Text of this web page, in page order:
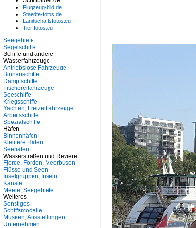
Flugzeug-bild.de
Staedte-fotos.de
Landschaftsfotos.eu
Tier-fotos.eu
Seegebiete
Segelschiffe
Schiffe und andere
Wasserfahrzeuge
Antriebslose Fahrzeuge
Binnenschiffe
Dampfschiffe
Fischereifahrzeuge
Seeschiffe
Kriegsschiffe
Yachten, Freizeitfahrzeuge
Arbeitsschiffe
Spezialschiffe
Häfen
Binnenhäfen
Kleinere Häfen
Seehäfen
Wasserstraßen und Reviere
Fjorde, Förden, Meerbusen
Flüsse und Seen
Inselgruppen, Inseln
Kanäle
Meere, Seegebiete
Weiteres
Sonstiges
Schiffsmodelle
Museen, Ausstellungen
Unternehmen